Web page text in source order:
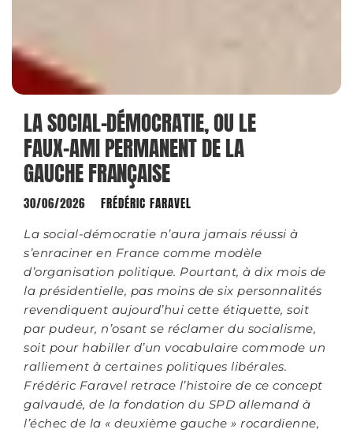
LA SOCIAL-DÉMOCRATIE, OU LE
FAUX-AMI PERMANENT DE LA
GAUCHE FRANÇAISE
30/06/2026 FRÉDÉRIC FARAVEL
La social-démocratie n’aura jamais réussi à
s’enraciner en France comme modèle
d’organisation politique. Pourtant, à dix mois de
la présidentielle, pas moins de six personnalités
revendiquent aujourd’hui cette étiquette, soit
par pudeur, n’osant se réclamer du socialisme,
soit pour habiller d’un vocabulaire commode un
ralliement à certaines politiques libérales.
Frédéric Faravel retrace l’histoire de ce concept
galvaudé, de la fondation du SPD allemand à
l’échec de la « deuxième gauche » rocardienne,